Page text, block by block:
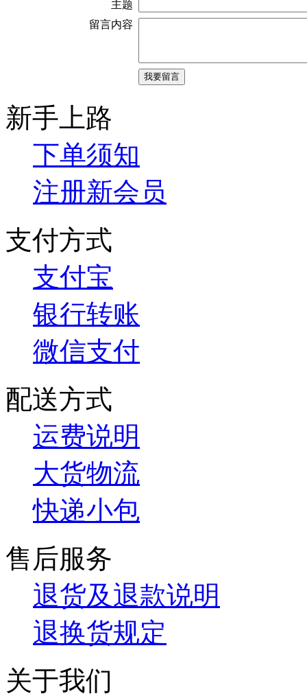
主题
留言内容
新手上路
下单须知
注册新会员
支付方式
支付宝
银行转账
微信支付
配送方式
运费说明
大货物流
快递小包
售后服务
退货及退款说明
退换货规定
关于我们